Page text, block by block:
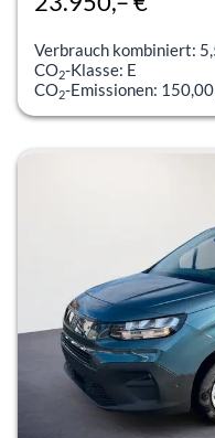
Verbrauch kombiniert:
CO2-Klasse: E
CO2-Emissionen: